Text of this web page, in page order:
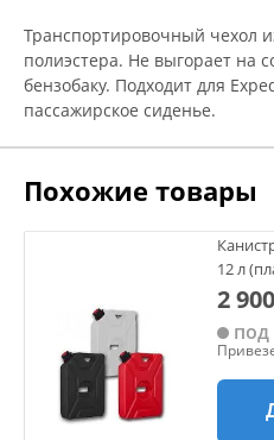
Транспортировочный чехол
полиэстера. Не выгорает на
бензобаку. Подходит для
пассажирское сиденье.
Похожие товары
12 л
2
под